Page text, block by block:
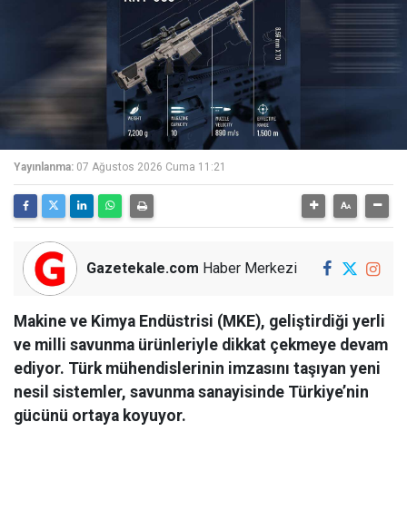
Yayınlanma: 07 Ağustos 2026 Cuma 11:21
Gazetekale.com Haber Merkezi
Makine ve Kimya Endüstrisi (MKE), geliştirdiği yerli
ve milli savunma ürünleriyle dikkat çekmeye devam
ediyor. Türk mühendislerinin imzasını taşıyan yeni
nesil sistemler, savunma sanayisinde Türkiye’nin
gücünü ortaya koyuyor.